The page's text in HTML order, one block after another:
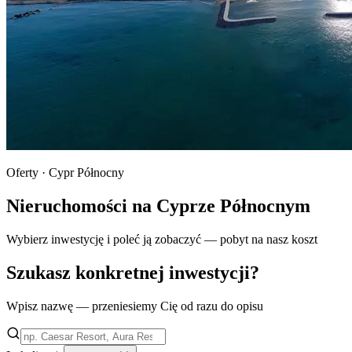
Oferty · Cypr Północny
Nieruchomości na Cyprze Północnym
Wybierz inwestycję i poleć ją zobaczyć — pobyt na nasz koszt
Szukasz konkretnej inwestycji?
Wpisz nazwę — przeniesiemy Cię od razu do opisu